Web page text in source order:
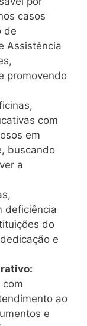
casos
de
Assistência
promovendo
com
em
buscando
a
deficiência
do
e
com
ao
e